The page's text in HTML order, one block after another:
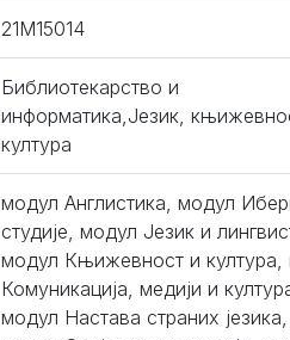
21М15014
Библиотекарство и
информатика,Језик,
култура
модул Англистика, модул
студије, модул Језик и
модул Књижевност и култура,
Комуникација, медији и
модул Настава страних језика,